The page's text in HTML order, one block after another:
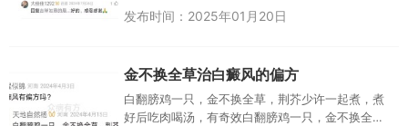
晒。大佳佳1292西藏 2024年7月26日1回复吉祥如
发布时间：2025年01月20日
金不换全草治白癜风的偏方
白翻膀鸡一只，金不换全草，荆芥少许一起煮，煮
好后吃肉喝汤，有奇效白翻膀鸡一只，金不换全